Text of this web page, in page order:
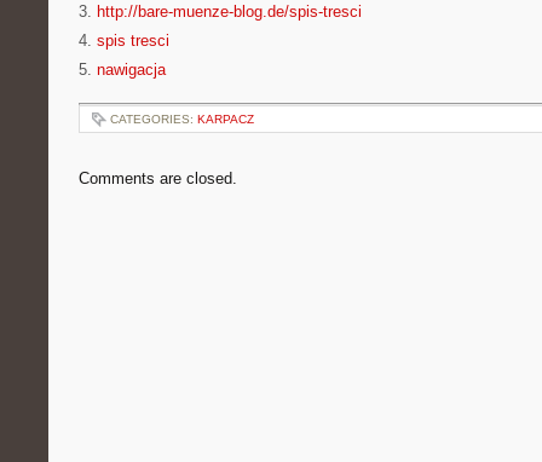
3. http://bare-muenze-blog.de/spis-tresci
4. spis tresci
5. nawigacja
CATEGORIES: KARPACZ
Comments are closed.